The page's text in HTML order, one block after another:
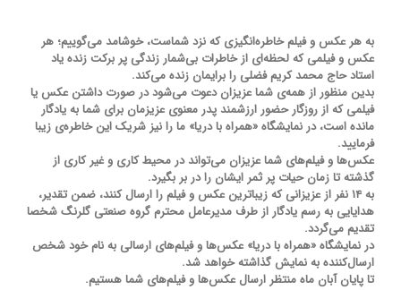
به هر عکس و فیلم خاطره‌انگیزی که نزد شماست، خوشامد می‌گوییم؛ هر
عکس و فیلمی که لحظه‌ای از خاطرات بی‌شمار زندگی پر برکت زنده یاد
استاد حاج محمد کریم فضلی را برایمان زنده می‌کند.
بدین منظور از همه‌ی شما عزیزان دعوت می‌شود در صورت داشتن عکس یا
فیلمی که از روزگار حضور ارزشمند پدر معنوی عزیزمان برای شما به یادگار
مانده است، در نمایشگاه «همراه با دریا» ما را نیز شریک این خاطره‌ی زیبا
فرمایید.
عکس‌ها و فیلم‌های شما عزیزان می‌تواند در محیط کاری و غیر کاری از
گذشته تا زمان حیات پر ثمر ایشان را در بر بگیرد.
به ۱۴ نفر از عزیزانی که زیباترین عکس و فیلم را ارسال کنند، ضمن تقدیر،
هدایایی به رسم یادگار از طرف مدیرعامل محترم گروه صنعتی گلرنگ شخصا
تقدیم می‌گردد.
در نمایشگاه «همراه با دریا» عکس‌ها و فیلم‌های ارسالی به نام خود شخص
ارسال‌کننده به نمایش گذاشته خواهد شد.
تا پایان آبان ماه منتظر ارسال عکس‌ها و فیلم‌های شما هستیم.